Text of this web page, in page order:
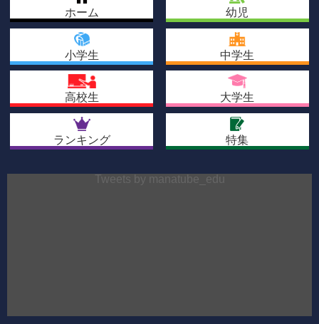
ホーム 幼児
小学生 中学生
高校生 大学生
ランキング 特集
Tweets by manatube_edu